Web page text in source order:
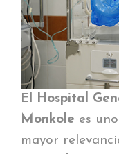
El Hospital
Monkole es
mayor